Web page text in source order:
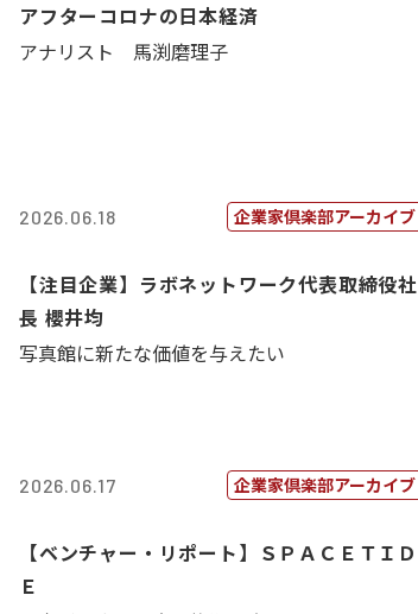
アフターコロナの日本経済
アナリスト 馬渕磨理子
2026.06.18 企業家倶楽部アーカイブ
【注目企業】ラボネットワーク代表取締役社
長 櫻井均
写真館に新たな価値を与えたい
2026.06.17 企業家倶楽部アーカイブ
【ベンチャー・リポート】ＳＰＡＣＥＴＩＤ
Ｅ